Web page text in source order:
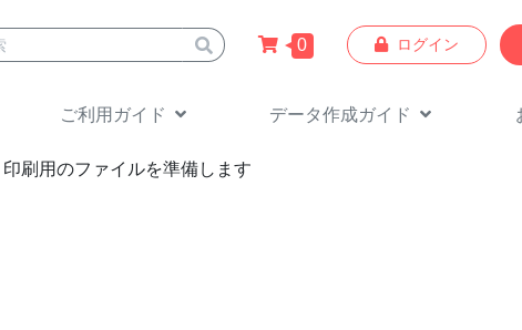
内検索 0 ログイン
ご利用ガイド データ作成ガイド
印刷用のファイルを準備します